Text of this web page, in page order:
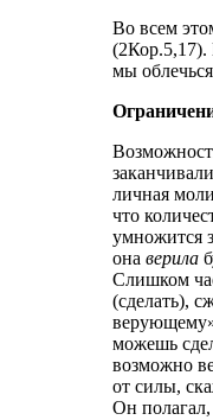
Во всем
(2Кор.5,17).
мы
личная
что
умножится
она верила
Слишком
(сделать),
можешь
возможно
от силы,
Он